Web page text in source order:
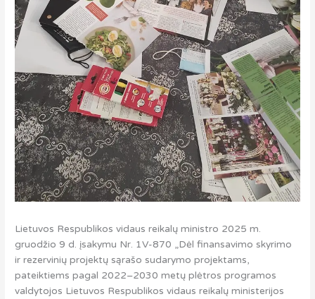
Lietuvos Respublikos vidaus reikalų ministro 2025 m.
gruodžio 9 d. įsakymu Nr. 1V-870 „Dėl finansavimo skyrimo
ir rezervinių projektų sąrašo sudarymo projektams,
pateiktiems pagal 2022–2030 metų plėtros programos
valdytojos Lietuvos Respublikos vidaus reikalų ministerijos